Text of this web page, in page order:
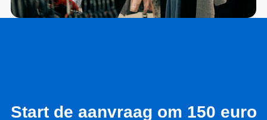
Start de aanvraag om 150 euro